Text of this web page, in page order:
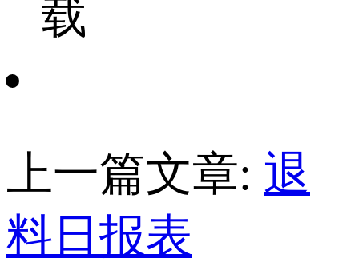
载
上一篇文章: 退
料日报表